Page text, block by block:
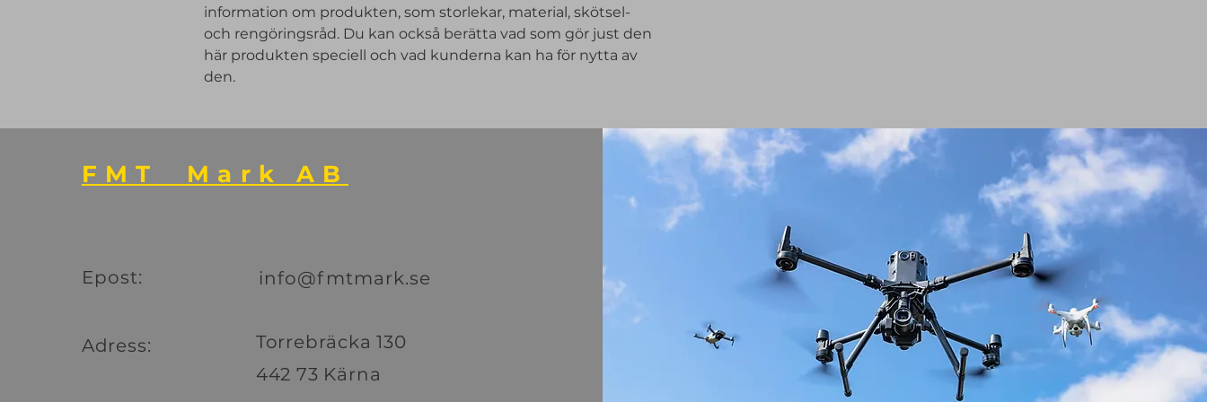
information om produkten, som storlekar, material, skötsel-
och rengöringsråd. Du kan också berätta vad som gör just den
här produkten speciell och vad kunderna kan ha för nytta av
den.
FMT Mark AB
Epost: info@fmtmark.se
Adress:
Torrebräcka 130
442 73 Kärna